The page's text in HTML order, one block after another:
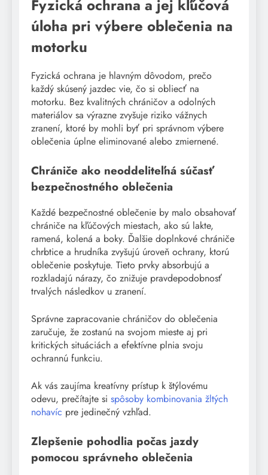
Fyzická ochrana a jej kľúčová
úloha pri výbere oblečenia na
motorku
Fyzická ochrana je hlavným dôvodom, prečo
každý skúsený jazdec vie, čo si obliecť na
motorku. Bez kvalitných chráničov a odolných
materiálov sa výrazne zvyšuje riziko vážnych
zranení, ktoré by mohli byť pri správnom výbere
oblečenia úplne eliminované alebo zmiernené.
Chrániče ako neoddeliteľná súčasť
bezpečnostného oblečenia
Každé bezpečnostné oblečenie by malo obsahovať
chrániče na kľúčových miestach, ako sú lakte,
ramená, kolená a boky. Ďalšie doplnkové chrániče
chrbtice a hrudníka zvyšujú úroveň ochrany, ktorú
oblečenie poskytuje. Tieto prvky absorbujú a
rozkladajú nárazy, čo znižuje pravdepodobnosť
trvalých následkov u zranení.
Správne zapracovanie chráničov do oblečenia
zaručuje, že zostanú na svojom mieste aj pri
kritických situáciách a efektívne plnia svoju
ochrannú funkciu.
Ak vás zaujíma kreatívny prístup k štýlovému
odevu, prečítajte si spôsoby kombinovania žltých
nohavíc pre jedinečný vzhľad.
Zlepšenie pohodlia počas jazdy
pomocou správneho oblečenia